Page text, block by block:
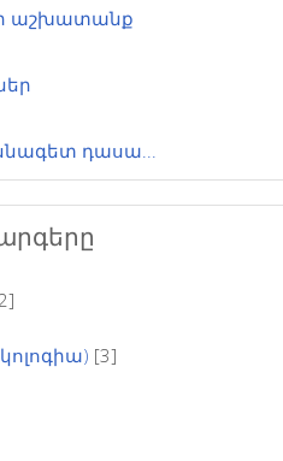
աշխատանք
դասա...
[3]